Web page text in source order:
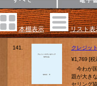
本棚表示 リスト表
141.
クレジッ
¥1,769 [
今わが国
題が大き
セリング